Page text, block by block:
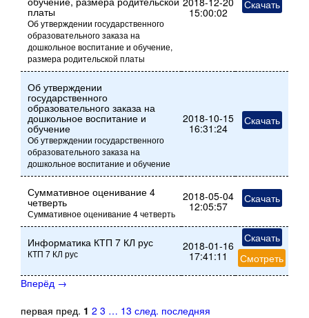
платы
Об утверждении государственного
образовательного заказа на
дошкольное воспитание и обучение,
размера родительской платы
15:00:02
Скачать
Об утверждении
государственного
образовательного заказа на
дошкольное воспитание и
обучение
Об утверждении государственного
образовательного заказа на
дошкольное воспитание и обучение
2018-10-15
16:31:24
Скачать
Суммативное оценивание 4
четверть
Суммативное оценивание 4 четверть
2018-05-04
12:05:57
Скачать
Информатика КТП 7 КЛ рус
КТП 7 КЛ рус
2018-01-16
17:41:11
Скачать
Смотреть
Вперёд →
первая пред. 1 2 3 … 13 след. последняя